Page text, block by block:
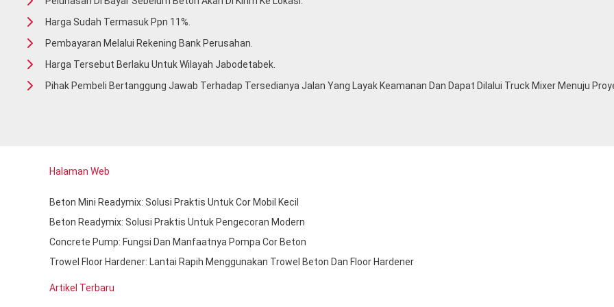
Harga Sudah Termasuk Ppn 11%.
Pembayaran Melalui Rekening Bank Perusahan.
Harga Tersebut Berlaku Untuk Wilayah Jabodetabek.
Pihak Pembeli Bertanggung Jawab Terhadap Tersedianya Jalan Yang Layak Keamanan Dan Dapat Dilalui Truck Mixer Menuju
Halaman Web
Beton Mini Readymix: Solusi Praktis Untuk Cor Mobil Kecil
Beton Readymix: Solusi Praktis Untuk Pengecoran Modern
Concrete Pump: Fungsi Dan Manfaatnya Pompa Cor Beton
Trowel Floor Hardener: Lantai Rapih Menggunakan Trowel Beton Dan Floor Hardener
Artikel Terbaru